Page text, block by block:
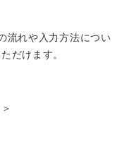
流れや入力方法につい
だけます。